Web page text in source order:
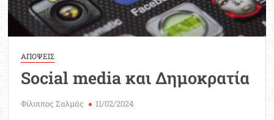
ΑΠΟΨΕΙΣ
Social media και Δημοκρατία
Φίλιππος Σαλμάς 11/02/2024